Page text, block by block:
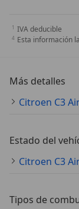
IVA deducible
Esta información
Más detalles
Estado del
Tipos de